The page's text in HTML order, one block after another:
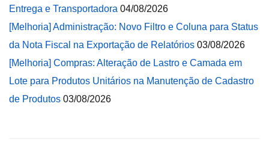
Entrega e Transportadora 04/08/2026
[Melhoria] Administração: Novo Filtro e Coluna para Status
da Nota Fiscal na Exportação de Relatórios 03/08/2026
[Melhoria] Compras: Alteração de Lastro e Camada em
Lote para Produtos Unitários na Manutenção de Cadastro
de Produtos 03/08/2026